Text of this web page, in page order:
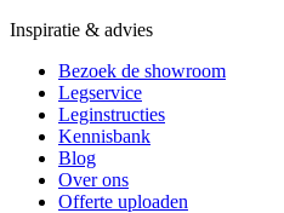
Inspiratie & advies
Bezoek de showroom
Legservice
Leginstructies
Kennisbank
Blog
Over ons
Offerte uploaden